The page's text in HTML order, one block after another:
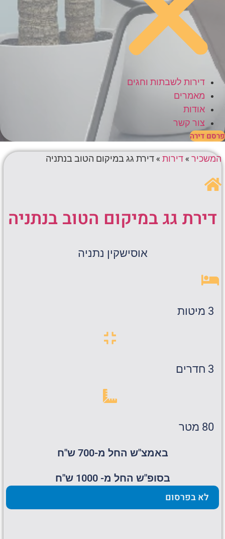
דירות לשבתות וחגים
מאמרים
אודות
צור קשר
פרסם דירה
המשכיר »דירות »דירת גג במיקום הטוב בנתניה
דירת גג במיקום הטוב בנתניה
אוסישקין נתניה
3 מיטות
3 חדרים
80 מטר
באמצ"ש החל מ-700 ש"ח
בסופ"ש החל מ- 1000 ש"ח
לא בפרסום